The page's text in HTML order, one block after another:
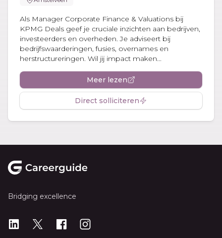
Als Manager Corporate Finance & Valuations bij
KPMG Deals geef je cruciale inzichten aan bedrijven,
investeerders en overheden. Je adviseert bij
bedrijfswaarderingen, fusies, overnames en
herstructureringen. Wil jij impact maken...
Meer lezen
Direct solliciteren
Bridging excellence
LinkedIn
X Instagram